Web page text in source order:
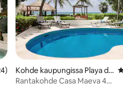
arvio 4,89/5, 124 arvostelua
Kohde kaupungissa Playa de
l Carmen
Rantakohde Casa Maeva 4